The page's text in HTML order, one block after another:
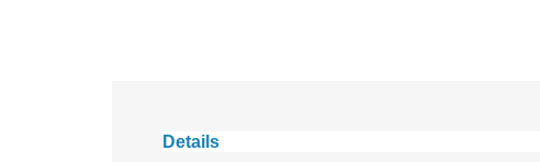
Details